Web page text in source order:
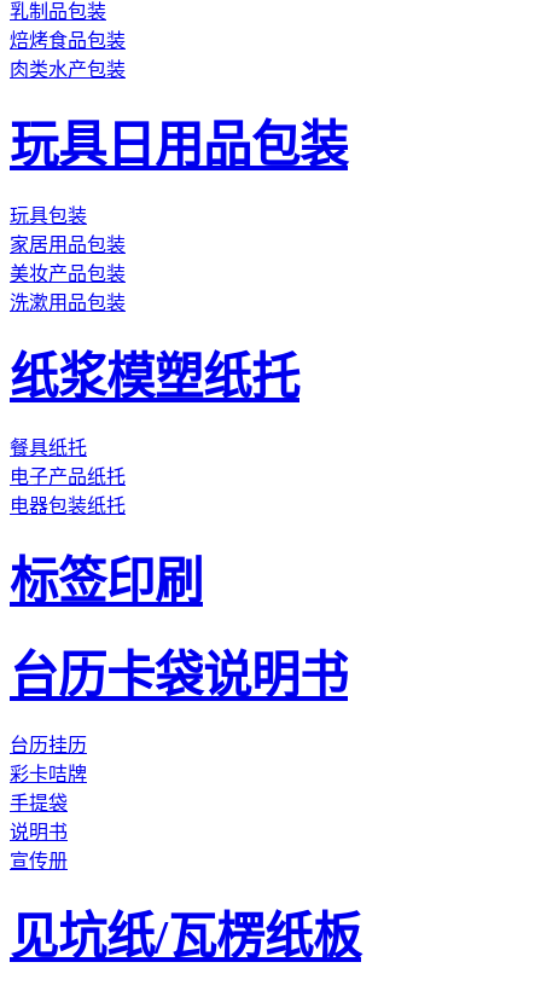
乳制品包装
焙烤食品包装
肉类水产包装
玩具日用品包装
玩具包装
家居用品包装
美妆产品包装
洗漱用品包装
纸浆模塑纸托
餐具纸托
电子产品纸托
电器包装纸托
标签印刷
台历卡袋说明书
台历挂历
彩卡咭牌
手提袋
说明书
宣传册
见坑纸/瓦楞纸板